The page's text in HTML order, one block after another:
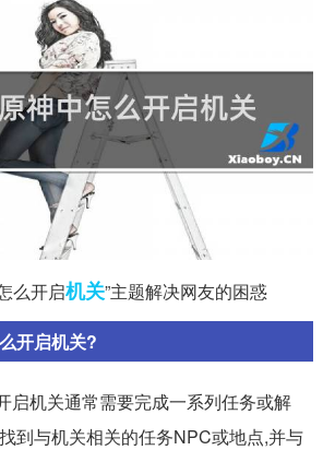
么开启机关”主题解决网友的困惑
开启机关?
启机关通常需要完成一系列任务或解
到与机关相关的任务NPC或地点,并与